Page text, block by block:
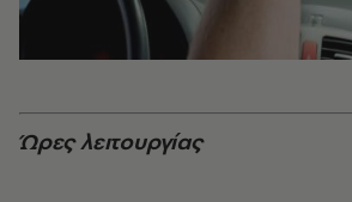
Ώρες λειτουργίας